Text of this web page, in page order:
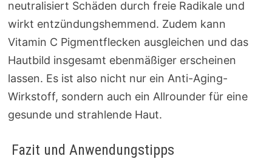
neutralisiert Schäden durch freie Radikale und
wirkt entzündungshemmend. Zudem kann
Vitamin C Pigmentflecken ausgleichen und das
Hautbild insgesamt ebenmäßiger erscheinen
lassen. Es ist also nicht nur ein Anti-Aging-
Wirkstoff, sondern auch ein Allrounder für eine
gesunde und strahlende Haut.
Fazit und Anwendungstipps